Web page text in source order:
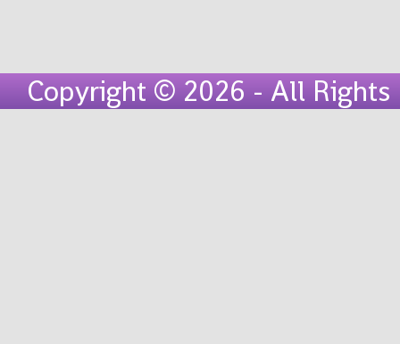
Copyright © 2026 - All Rights